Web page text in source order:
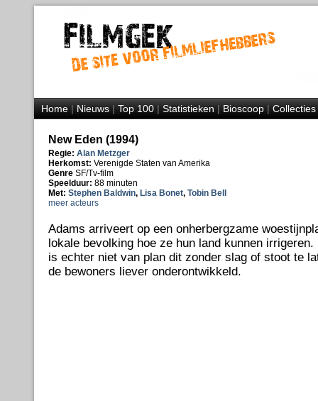
Home|Nieuws|Top 100|Statistieken|Bioscoop|Collecties
New Eden (1994)
Regie: Alan Metzger
Herkomst: Verenigde Staten van Amerika
Genre SF/Tv-film
Speelduur: 88 minuten
Met: Stephen Baldwin, Lisa Bonet, Tobin Bell
meer acteurs
Adams arriveert op een onherbergzame
lokale bevolking hoe ze hun land kunnen irrigeren.
is echter niet van plan dit zonder slag of stoot te
de bewoners liever onderontwikkeld.